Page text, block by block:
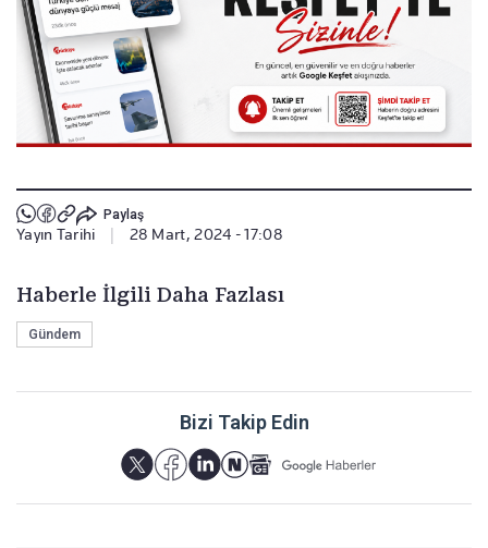
Paylaş
Yayın Tarihi 28 Mart, 2024 - 17:08
Haberle İlgili Daha Fazlası
Gündem
Bizi Takip Edin